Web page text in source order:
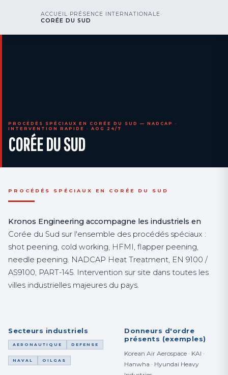
nos
engineering
NOUS APPELER AOG 24/7
PROCÉDÉS SPÉCIAUX EN CORÉE DU SUD — NADCAP ·
INTERVENTION RAPIDE · AOG 24/7
CORÉE DU SUD
ACCUEIL PRÉSENCE INTERNATIONALE
CORÉE DU SUD
PROCÉDÉS SPÉCIAUX EN CORÉE DU SUD
Kronos Engineering accompagne les industriels en
Corée du Sud sur l'ensemble des procédés spéciaux :
shot peening, cold working, HFMI, flapper peening,
needle peening. NADCAP Heat Treatment, EN 9100 /
AS9100, PART-145. Intervention sur site dans toutes les
villes industrielles majeures du pays.
Secteurs industriels
AERONAUTIQUE DEFENSE
NAVAL OILGAS
Donneurs d'ordre
présents (exemples)
Korean Air Aerospace · KAI ·
Hanwha · Hyundai Heavy